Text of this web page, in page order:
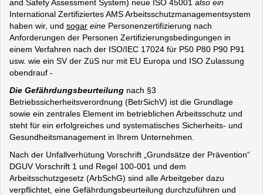
and Safety Assessment System) neue ISO 45001 also ein
International Zertifiziertes AMS Arbeitsschutzmanagementsystem
haben wir, und sogar eine Personenzertifizierung nach
Anforderungen der Personen Zertifizierungsbedingungen in
einem Verfahren nach der ISO/IEC 17024 für P50 P80 P90 P91
usw. wie ein SV der ZüS nur mit EU Europa und ISO Zulassung
obendrauf -
Die Gefährdungsbeurteilung nach §3
Betriebssicherheitsverordnung (BetrSichV) ist die Grundlage
sowie ein zentrales Element im betrieblichen Arbeitsschutz und
steht für ein erfolgreiches und systematisches Sicherheits- und
Gesundheitsmanagement in Ihrem Unternehmen.
Nach der Unfallverhütung Vorschrift „Grundsätze der Prävention“
DGUV Vorschrift 1 und Regel 100-001 und dem
Arbeitsschutzgesetz (ArbSchG) sind alle Arbeitgeber dazu
verpflichtet, eine Gefährdungsbeurteilung durchzuführen und